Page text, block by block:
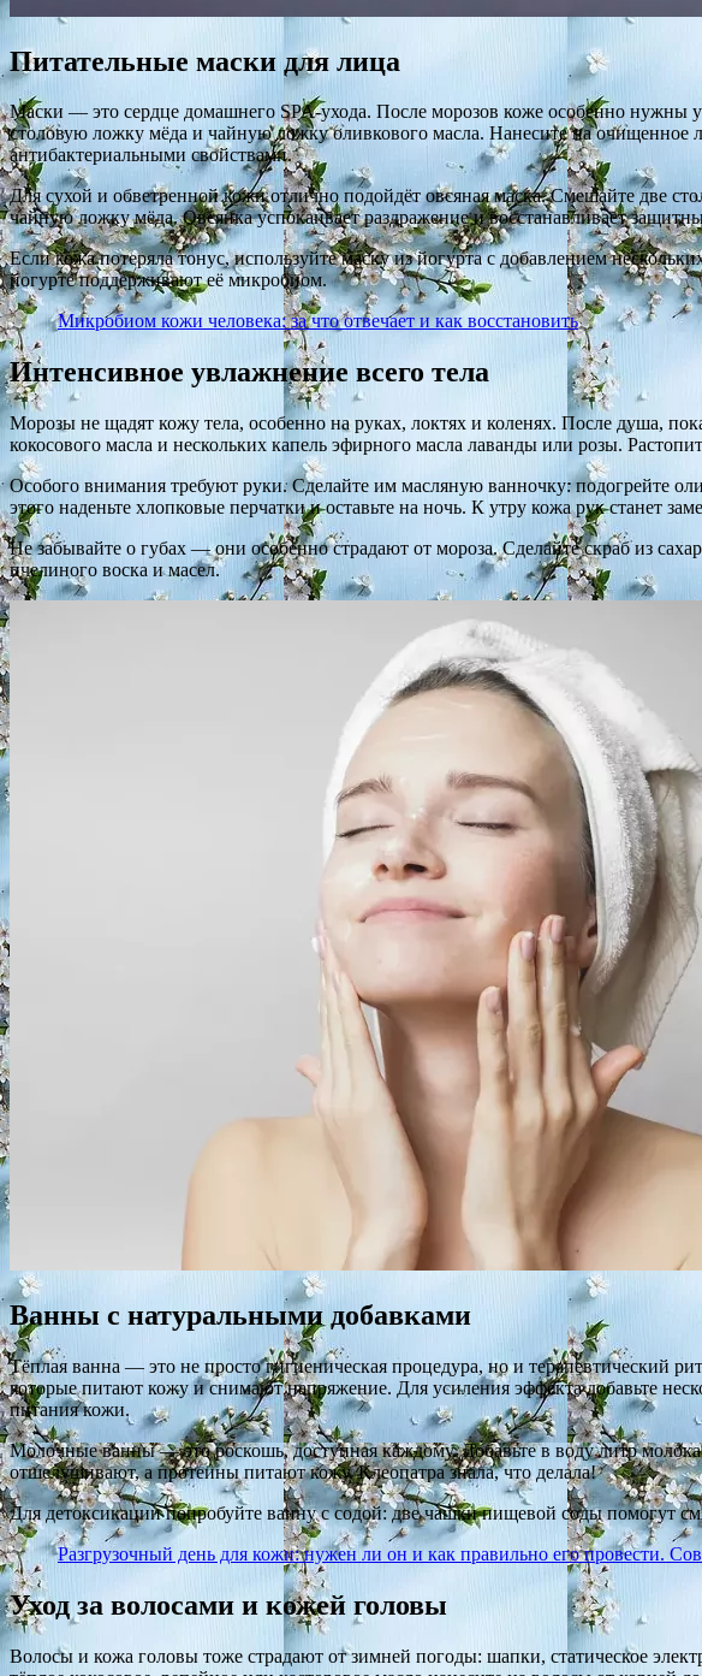
Питательные маски для лица
Маски — это сердце домашнего SPA-ухода. После морозов коже особенно нужны
столовую ложку мёда и чайную ложку оливкового масла. Нанесите на
антибактериальными свойствами.
Для сухой и обветренной кожи отлично подойдёт овсяная маска. Смешайте две
чайную ложку мёда. Овсянка успокаивает раздражение и восстанавливает
Если кожа потеряла тонус, используйте маску из йогурта с добавлением
йогурте поддерживают её микробиом.
Микробиом кожи человека: за что отвечает и как восстановить
Интенсивное увлажнение всего тела
Морозы не щадят кожу тела, особенно на руках, локтях и коленях. После душа,
кокосового масла и нескольких капель эфирного масла лаванды или розы.
Особого внимания требуют руки. Сделайте им масляную ванночку: подогрейте
этого наденьте хлопковые перчатки и оставьте на ночь. К утру кожа рук станет
Не забывайте о губах — они особенно страдают от мороза. Сделайте скраб из
пчелиного воска и масел.
Ванны с натуральными добавками
Тёплая ванна — это не просто гигиеническая процедура, но и терапевтический
которые питают кожу и снимают напряжение. Для усиления эффекта добавьте
питания кожи.
Молочные ванны — это роскошь, доступная каждому. Добавьте в воду литр
отшелушивают, а протеины питают кожу. Клеопатра знала, что делала!
Для детоксикации попробуйте ванну с содой: две чашки пищевой соды помогут
Разгрузочный день для кожи: нужен ли он и как правильно его провести.
Уход за волосами и кожей головы
Волосы и кожа головы тоже страдают от зимней погоды: шапки, статическое